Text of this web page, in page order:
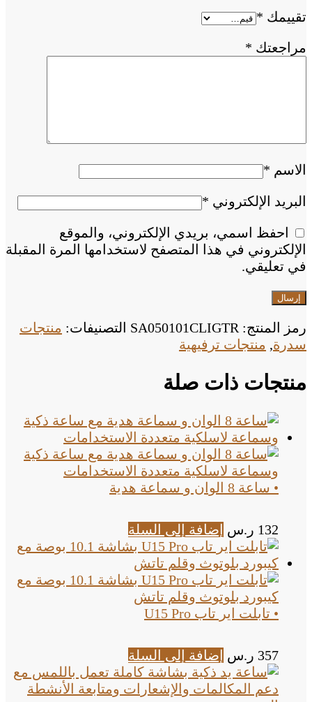
تقييمك *
مراجعتك *
الاسم *
البريد الإلكتروني *
احفظ اسمي، بريدي الإلكتروني، والموقع
الإلكتروني في هذا المتصفح لاستخدامها المرة المقبلة
في تعليقي.
رمز المنتج: SA050101CLIGTR التصنيفات: منتجات
سدرة, منتجات ترفيهية
منتجات ذات صلة
• ساعة 8 الوان و سماعة هدية
132 ر.س إضافة إلى السلة
• تابلت اير تاب U15 Pro
357 ر.س إضافة إلى السلة